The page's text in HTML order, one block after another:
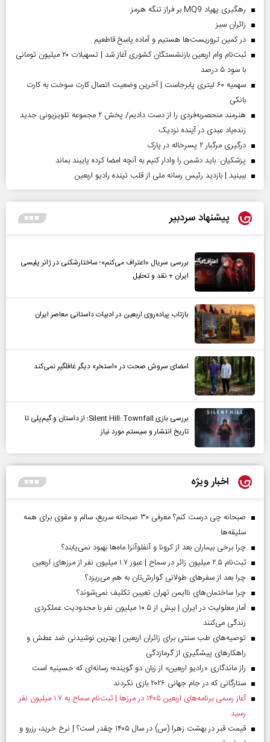
رهگیری پهپاد MQ9 بر فراز تنگه هرمز
‌زائران سبز
در کمین تروریست‌ها هستیم و آماده پاسخ قاطعیم
ثبت‌نام وام اربعین بازنشستگان کشوری آغاز شد | تسهیلات ۲۰ میلیون تومانی
با سود ۵ درصد
سهمیه ۶۰ لیتری پابرجاست | آخرین وضعیت اتصال کارت سوخت به کارت
بانکی
هنرمند منحصر‌به‌فردی را از دست دادیم/ پخش ۲ مجموعه تلویزیونی جدید
زنده‌یاد عبدی در آینده نزدیک
درگیری مرگبار ۲ پسرخاله در پارک
پزشکیان: باید دشمن را وادار کنیم به آنچه امضا کرده پایبند بماند
ببینید | بازدید رئیس رسانه ملی از قلب تپنده رادیو اربعین
پیشنهاد سردبیر
بررسی سریال «اعتراف می‌کنم»؛ ساختارشکنی در ژانر پلیسی
ایران + نقد و تحلیل
بازتاب پیاده‌روی اربعین در ادبیات داستانی معاصر ایران
امضای سروش صحت در «استخر» دیگر غافلگیر نمی‌کند
بررسی بازی Silent Hill: Townfall؛ از داستان و گیم‌پلی تا
تاریخ انتشار و سیستم مورد نیاز
اخبار ویژه
صبحانه چی درست کنم؟ معرفی ۳۰ صبحانه سریع، سالم و مقوی برای همه
سلیقه‌ها
چرا برخی بیماران بعد از کرونا و آنفلوآنزا ماه‌ها بهبود نمی‌یابند؟
ثبت‌نام ۲.۵ میلیون زائر در سماح | عبور ۱.۷ میلیون نفر از مرز‌های اربعین
چرا بعد از سفرهای طولانی گوارش‌تان به هم می‌ریزد؟
چرا ساختمان‌های ناایمن تهران تعیین تکلیف نمی‌شوند؟
آمار معلولیت در ایران | بیش از ۱۰.۵ میلیون نفر با محدودیت عملکردی
زندگی می‌کنند
توصیه‌های طب سنتی برای زائران اربعین | بهترین نوشیدنی ضد عطش و
راهکارهای پیشگیری از گرمازدگی
راز ماندگاری «رادیو اربعین» از زبان دو گوینده؛ رسانه‌ای که حسینیه است
ستارگانی که در جام جهانی ۲۰۲۶ بازی نکردند
آغاز رسمی برنامه‌های اربعین ۱۴۰۵ در مرز‌ها | ثبت‌نام سماح به ۱.۷ میلیون نفر
رسید
قیمت قبر در بهشت زهرا (س) در سال ۱۴۰۵ چقدر است؟ | نرخ خرید، رزرو و